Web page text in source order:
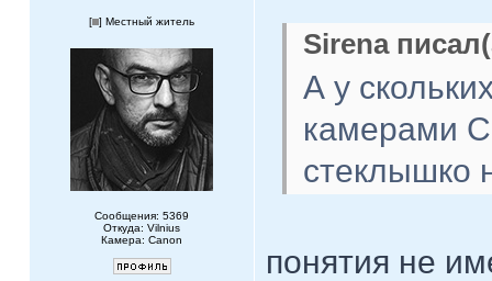
[ ] Местный житель
Сообщения: 5369
Откуда: Vilnius
Камера: Canon
Sirena
А у
камерами
стеклышко
понятия не